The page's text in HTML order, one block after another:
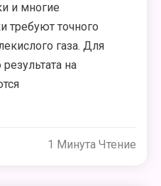
и многие
требуют точного
газа. Для
на
1 Минута Чтение